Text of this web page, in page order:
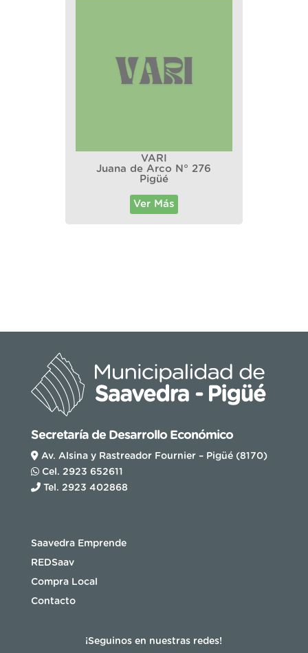
VARI
Juana de Arco N° 276
Pigüé
Ver Más
Secretaría de Desarrollo Económico
Av. Alsina y Rastreador Fournier – Pigüé (8170)
Cel. 2923 652611
Tel. 2923 402868
Saavedra Emprende
REDSaav
Compra Local
Contacto
¡Seguinos en nuestras redes!